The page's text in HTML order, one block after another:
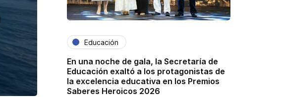
Educación
En una noche de gala, la Secretaría de
Educación exaltó a los protagonistas de
la excelencia educativa en los Premios
Saberes Heroicos 2026